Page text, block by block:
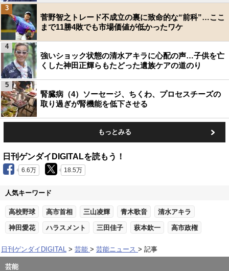
菅野智之トレード不成立の裏に致命的な“前科”…ここ
まで11勝4敗でも市場価値が低かったワケ
3
強いショック状態の清水アキラに心配の声…子供を亡
くした神田正輝らもたどった遺族ケアの道のり
4
腎臓病（4）ソーセージ、ちくわ、プロセスチーズの
取り過ぎが腎機能を低下させる
5
もっとみる
日刊ゲンダイDIGITALを読もう！
6.6万 18.5万
人気キーワード
高校野球 高市首相 三山凌輝 青木歌音 清水アキラ
神田愛花 ハラスメント 三田佳子 萩本欽一 高市政権
日刊ゲンダイDIGITAL 芸能 芸能ニュース 記事
芸能